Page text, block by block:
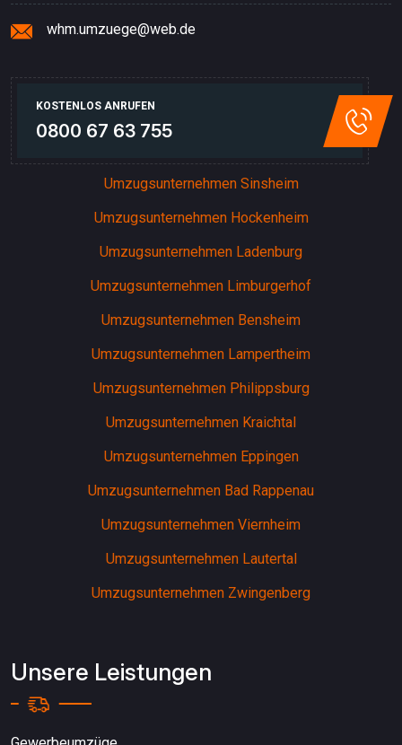
whm.umzuege@web.de
KOSTENLOS ANRUFEN
0800 67 63 755
Umzugsunternehmen Sinsheim
Umzugsunternehmen Hockenheim
Umzugsunternehmen Ladenburg
Umzugsunternehmen Limburgerhof
Umzugsunternehmen Bensheim
Umzugsunternehmen Lampertheim
Umzugsunternehmen Philippsburg
Umzugsunternehmen Kraichtal
Umzugsunternehmen Eppingen
Umzugsunternehmen Bad Rappenau
Umzugsunternehmen Viernheim
Umzugsunternehmen Lautertal
Umzugsunternehmen Zwingenberg
Unsere Leistungen